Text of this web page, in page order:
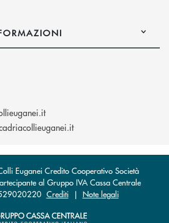
(si apre l’app di posta
(si apre l’app di
Euganei Credito Cooperativo Società
al Gruppo IVA Cassa Centrale
Crediti| Note legali